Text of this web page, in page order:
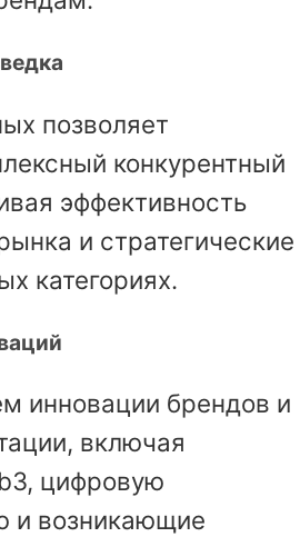
позволяет
конкурентный
эффективность
и стратегические
категориях.
инновации брендов и
включая
цифровую
и возникающие